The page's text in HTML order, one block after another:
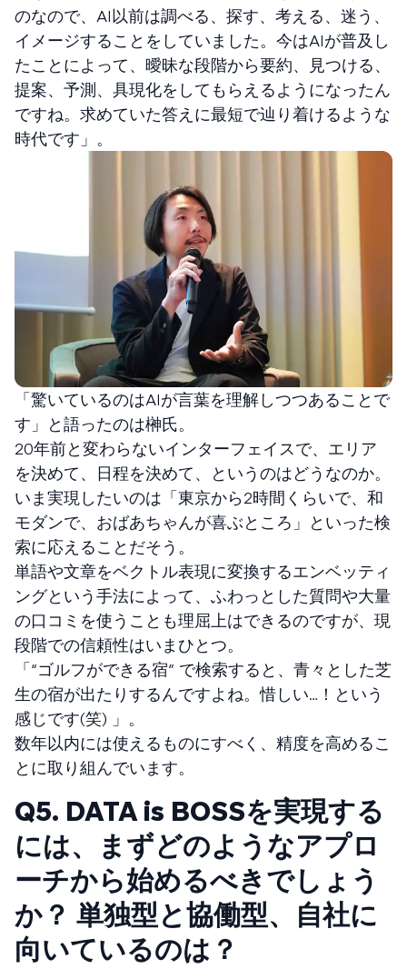
のなので、AI以前は調べる、探す、考える、迷う、
イメージすることをしていました。今はAIが普及し
たことによって、曖昧な段階から要約、見つける、
提案、予測、具現化をしてもらえるようになったん
ですね。求めていた答えに最短で辿り着けるような
時代です」。
「驚いているのはAIが言葉を理解しつつあることで
す」と語ったのは榊氏。
20年前と変わらないインターフェイスで、エリア
を決めて、日程を決めて、というのはどうなのか。
いま実現したいのは「東京から2時間くらいで、和
モダンで、おばあちゃんが喜ぶところ」といった検
索に応えることだそう。
単語や文章をベクトル表現に変換するエンベッティ
ングという手法によって、ふわっとした質問や大量
の口コミを使うことも理屈上はできるのですが、現
段階での信頼性はいまひとつ。
「“ゴルフができる宿” で検索すると、青々とした芝
生の宿が出たりするんですよね。惜しい…！という
感じです(笑) 」。
数年以内には使えるものにすべく、精度を高めるこ
とに取り組んでいます。
Q5. DATA is BOSSを実現する
には、まずどのようなアプロ
ーチから始めるべきでしょう
か？ 単独型と協働型、自社に
向いているのは？